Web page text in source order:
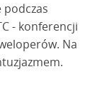
- konferencji
Na